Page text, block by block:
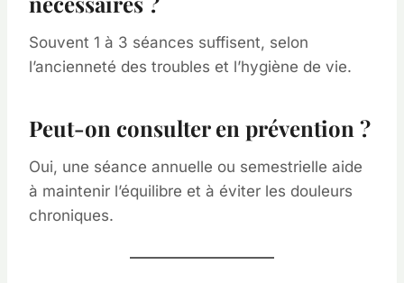
Souvent 1 à 3 séances suffisent, selon
l’ancienneté des troubles et l’hygiène de vie.
Peut-on consulter en prévention ?
Oui, une séance annuelle ou semestrielle aide
à maintenir l’équilibre et à éviter les douleurs
chroniques.